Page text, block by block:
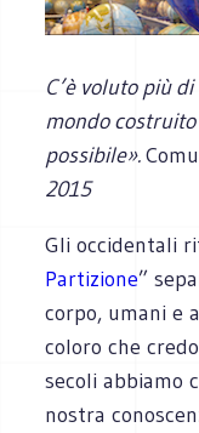
C’è voluto più
mondo
possibile».
2015
Gli occidentali
Partizione”
corpo, umani e
coloro che
secoli abbiamo
nostra